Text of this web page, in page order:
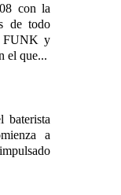
con la
de todo
FUNK y
el que...
a